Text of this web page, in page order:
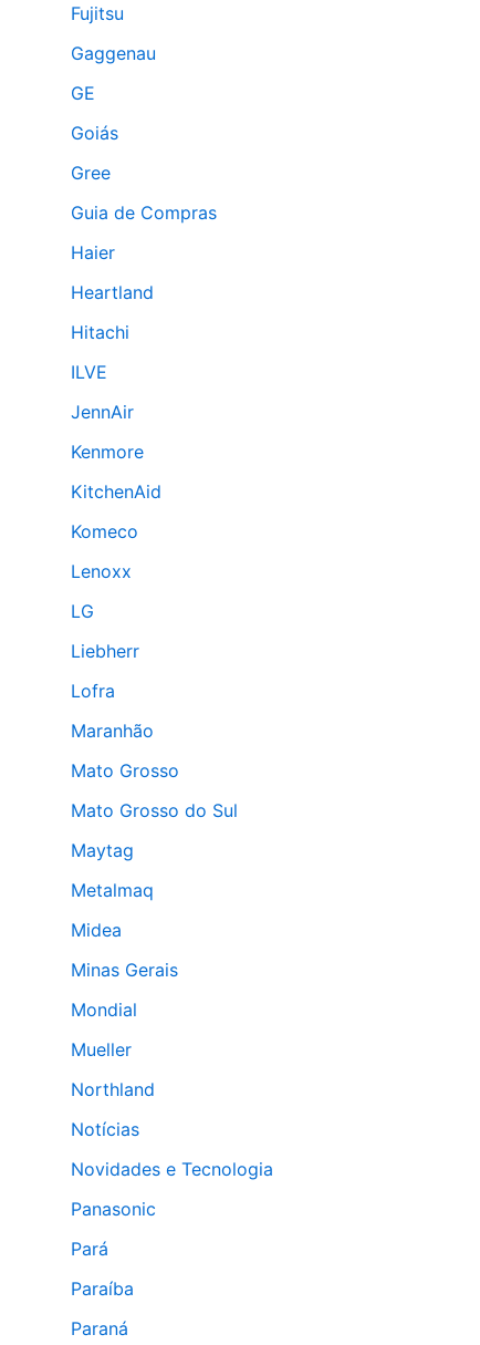
Fujitsu
Gaggenau
GE
Goiás
Gree
Guia de Compras
Haier
Heartland
Hitachi
ILVE
JennAir
Kenmore
KitchenAid
Komeco
Lenoxx
LG
Liebherr
Lofra
Maranhão
Mato Grosso
Mato Grosso do Sul
Maytag
Metalmaq
Midea
Minas Gerais
Mondial
Mueller
Northland
Notícias
Novidades e Tecnologia
Panasonic
Pará
Paraíba
Paraná